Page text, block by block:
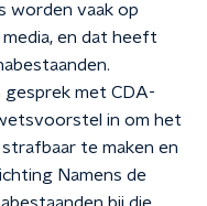
worden vaak op
en dat heeft
met CDA-
in om het
te maken en
Namens de